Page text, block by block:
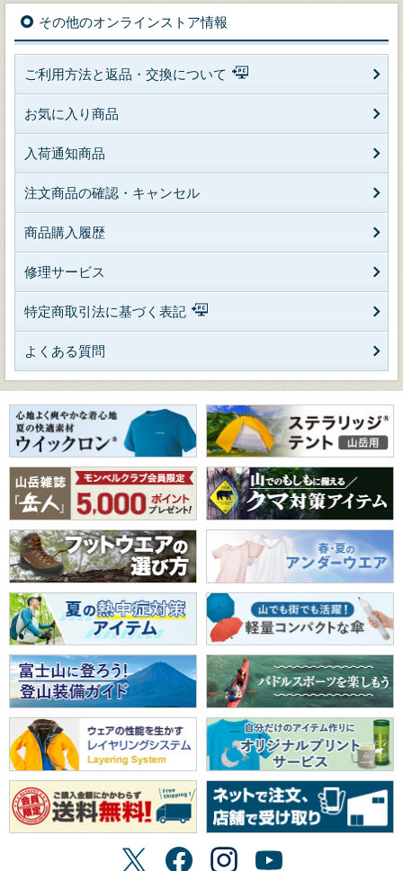
その他のオンラインストア情報
ご利用方法と返品・交換について
お気に入り商品
入荷通知商品
注文商品の確認・キャンセル
商品購入履歴
修理サービス
特定商取引法に基づく表記
よくある質問